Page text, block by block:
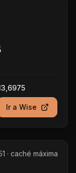
Ir a Wise
· caché máxima